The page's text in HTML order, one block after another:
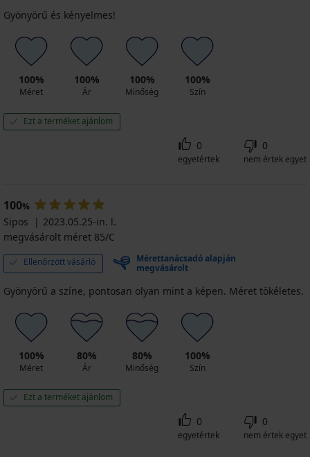
Gyönyörű és kényelmes!
100%
Méret
100%
Ár
100%
Minőség
100%
Szín
Ezt a terméket ajánlom
0
egyetértek
0
nem értek egyet
100%
Sipos
2023.05.25-in. l.
megvásárolt méret 85/C
Ellenőrzött vásárló
Mérettanácsadó alapján
megvásárolt
Gyönyörű a színe, pontosan olyan mint a képen. Méret tökéletes.
100%
Méret
80%
Ár
80%
Minőség
100%
Szín
Ezt a terméket ajánlom
0
egyetértek
0
nem értek egyet